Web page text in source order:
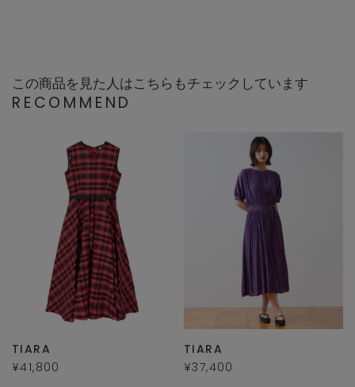
この商品を見た人はこちらもチェックしています
RECOMMEND
TIARA
¥41,800
TIARA
¥37,400